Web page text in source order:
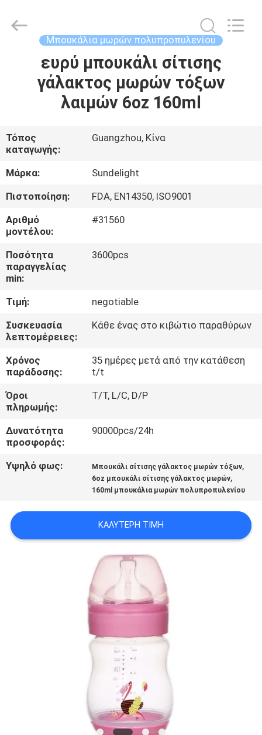
ΑΡΧΙΚΉ
ΣΕΛΊΔΑ
ΒΊΝΤΕΟ
ΣΧΕΤΙΚΆ
ΜΕ
ΕΜΆΣ
ΓΎΡΟΣ
ΕΡΓΟΣΤΑΣΊΩΝ
ΠΟΙΟΤΙΚΌΣ
ΈΛΕΓΧΟΣ
ΕΠΑΦΉ
ΝΈΑ
ΌΛΕΣ
SHOPPING
products
Μπουκάλια μωρών πολυπροπυλενίου
ευρύ μπουκάλι σίτισης
γάλακτος μωρών τόξων
λαιμών 6oz 160ml
Τόπος
καταγωγής:
Guangzhou, Κίνα
Μάρκα:
Sundelight
Πιστοποίηση:
FDA, EN14350, ISO9001
Αριθμό
μοντέλου:
#31560
Ποσότητα
παραγγελίας
min:
3600pcs
Τιμή:
negotiable
Συσκευασία
λεπτομέρειες:
Κάθε ένας στο κιβώτιο παραθύρων
Χρόνος
παράδοσης:
35 ημέρες μετά από την κατάθεση
t/t
Όροι
πληρωμής:
T/T, L/C, D/P
Δυνατότητα
προσφοράς:
90000pcs/24h
Υψηλό φως: Μπουκάλι σίτισης γάλακτος μωρών τόξων,
6oz μπουκάλι σίτισης γάλακτος μωρών,
160ml μπουκάλια μωρών πολυπροπυλενίου
ΚΑΛΎΤΕΡΗ ΤΙΜΉ